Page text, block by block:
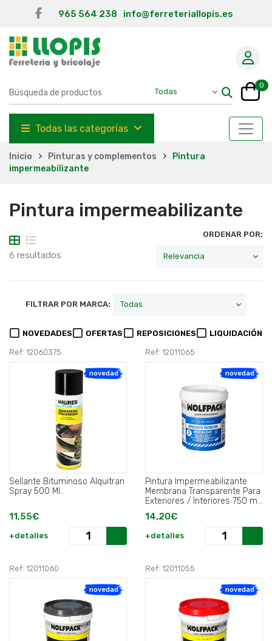
965 564 238 info@ferreteriallopis.es
0
Todas las categorías
Inicio Pinturas y complementos
Pintura
impermeabilizante
Pintura impermeabilizante
6 resultados
ORDENAR POR:
FILTRAR POR MARCA:
NOVEDADES OFERTAS REPOSICIONES LIQUIDACIÓN
Ref: 12060375
novedad
Sellante Bituminoso Alquitran
Spray 500 Ml..
11,55€
+detalles
Ref: 12011065
novedad
Pintura Impermeabilizante
Membrana Transparente Para
Exteriores / Interiores 750 ml.
Color Transparente.
14,20€
+detalles
Ref: 12011060
novedad
Ref: 12011055
novedad